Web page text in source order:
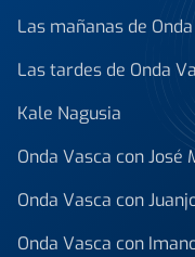
Las mañanas de
Las tardes de Onda
Kale Nagusia
Onda Vasca con José
Onda Vasca con
Onda Vasca con